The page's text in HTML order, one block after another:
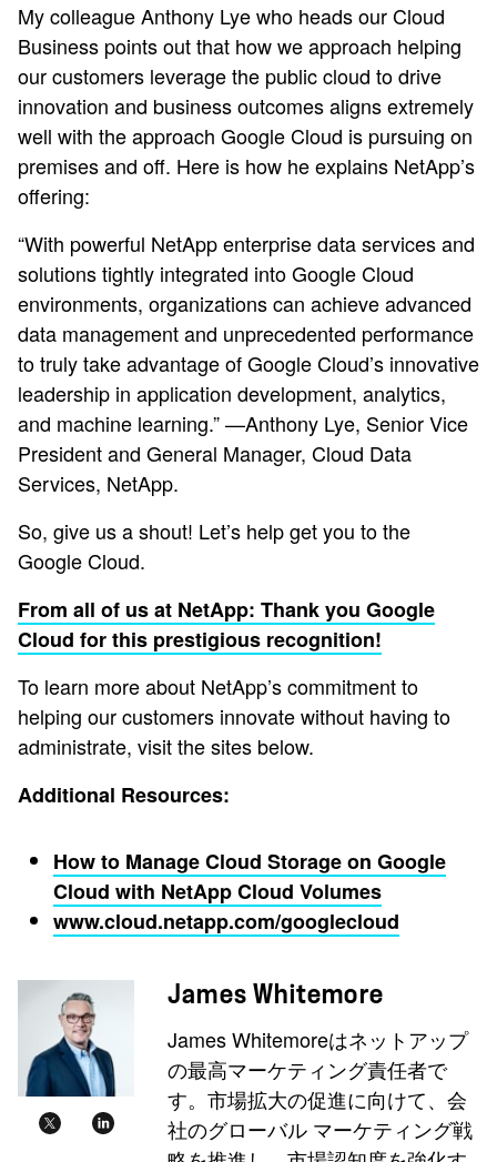
My colleague Anthony Lye who heads our Cloud
Business points out that how we approach helping
our customers leverage the public cloud to drive
innovation and business outcomes aligns extremely
well with the approach Google Cloud is pursuing on
premises and off. Here is how he explains NetApp’s
offering:
“With powerful NetApp enterprise data services and
solutions tightly integrated into Google Cloud
environments, organizations can achieve advanced
data management and unprecedented performance
to truly take advantage of Google Cloud’s innovative
leadership in application development, analytics,
and machine learning.” —Anthony Lye, Senior Vice
President and General Manager, Cloud Data
Services, NetApp.
So, give us a shout! Let’s help get you to the
Google Cloud.
From all of us at NetApp: Thank you Google
Cloud for this prestigious recognition!
To learn more about NetApp’s commitment to
helping our customers innovate without having to
administrate, visit the sites below.
Additional Resources:
How to Manage Cloud Storage on Google
Cloud with NetApp Cloud Volumes
www.cloud.netapp.com/googlecloud
James Whitemore
James Whitemoreはネットアップ
の最高マーケティング責任者で
す。市場拡大の促進に向けて、会
社のグローバル マーケティング戦